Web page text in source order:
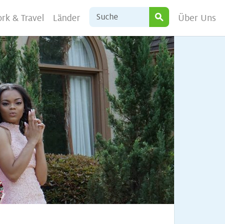
& Travel Länder Über Uns